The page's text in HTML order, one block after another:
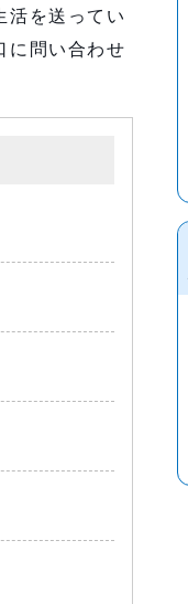
活を送ってい
に問い合わせ